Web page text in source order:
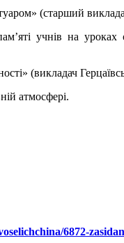
(старший
учнів на уроках
(викладач
атмосфері.
6872-